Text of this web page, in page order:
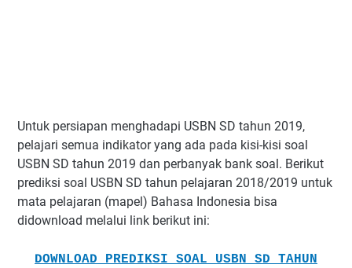
Untuk persiapan menghadapi USBN SD tahun 2019,
pelajari semua indikator yang ada pada kisi-kisi soal
USBN SD tahun 2019 dan perbanyak bank soal. Berikut
prediksi soal USBN SD tahun pelajaran 2018/2019 untuk
mata pelajaran (mapel) Bahasa Indonesia bisa
didownload melalui link berikut ini:
DOWNLOAD PREDIKSI SOAL USBN SD TAHUN